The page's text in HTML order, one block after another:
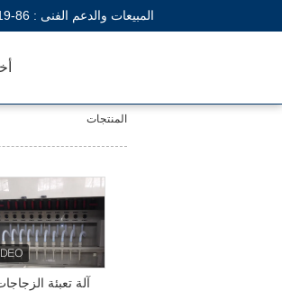
المبيعات والدعم الفنى : 86-519-82303223
المنتجات
آلة تعبئة